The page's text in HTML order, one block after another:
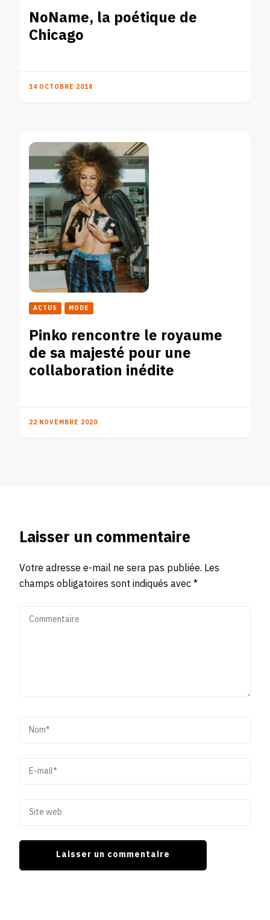
NoName, la poétique de
Chicago
14 OCTOBRE 2018
ACTUS MODE
Pinko rencontre le royaume
de sa majesté pour une
collaboration inédite
22 NOVEMBRE 2020
Laisser un commentaire
Votre adresse e-mail ne sera pas publiée. Les
champs obligatoires sont indiqués avec*